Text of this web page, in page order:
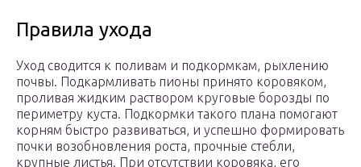
Правила ухода
Уход сводится к поливам и подкормкам, рыхлению
почвы. Подкармливать пионы принято коровяком,
проливая жидким раствором круговые борозды по
периметру куста. Подкормки такого плана помогают
корням быстро развиваться, и успешно формировать
почки возобновления роста, прочные стебли,
крупные листья. При отсутствии коровяка, его